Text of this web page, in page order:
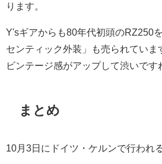
ります。
Y'sギアからも80年代初頭のRZ250
センティック外装」も売られていま
ビンテージ感がアップして渋いです
まとめ
10月3日にドイツ・ケルンで行われ